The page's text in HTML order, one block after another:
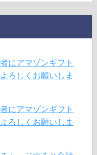
にアマゾンギフト
ろしくお願いしま
にアマゾンギフト
ろしくお願いしま